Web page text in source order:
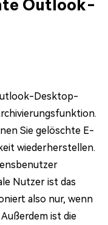
Outlook-
Desktop-
Sie gelöschte E-
wiederherstellen.
Nutzer ist das
also nur, wenn
ist die